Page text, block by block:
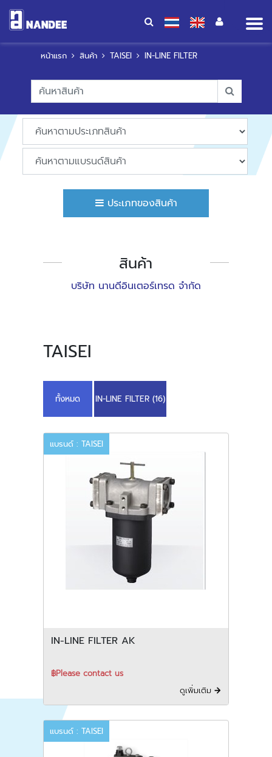
หน้าแรก สินค้า TAISEI IN-LINE FILTER
ประเภทของสินค้า
สินค้า
บริษัท นานดีอินเตอร์เทรด จำกัด
TAISEI
ทั้งหมด IN-LINE FILTER (16)
แบรนด์ : TAISEI
IN-LINE FILTER AK
฿Please contact us
ดูเพิ่มเติม
แบรนด์ : TAISEI